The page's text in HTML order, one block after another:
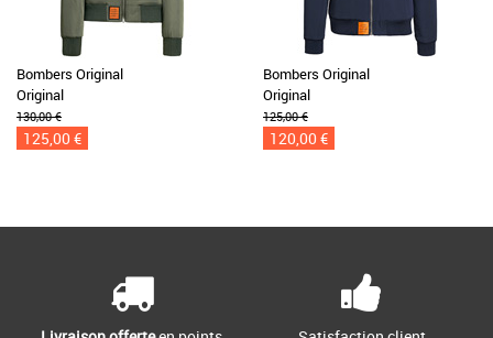
Bombers Original
Original
130,00 €
125,00 €
Bombers Original
Original
125,00 €
120,00 €